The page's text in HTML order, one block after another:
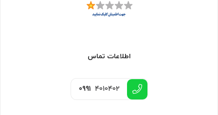
اطلاعات تماس
0991 4010402